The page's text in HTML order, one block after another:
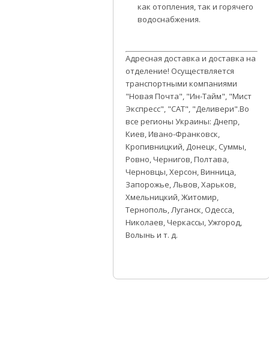
как отопления, так и горячего
водоснабжения.
Адресная доставка и доставка на
отделение! Осуществляется
транспортными компаниями
"Новая Почта", "Ин-Тайм", "Мист
Экспресс", "САТ", "Деливери".Во
все регионы Украины: Днепр,
Киев, Ивано-Франковск,
Кропивницкий, Донецк, Суммы,
Ровно, Чернигов, Полтава,
Черновцы, Херсон, Винница,
Запорожье, Львов, Харьков,
Хмельницкий, Житомир,
Тернополь, Луганск, Одесса,
Николаев, Черкассы, Ужгород,
Волынь и т. д.